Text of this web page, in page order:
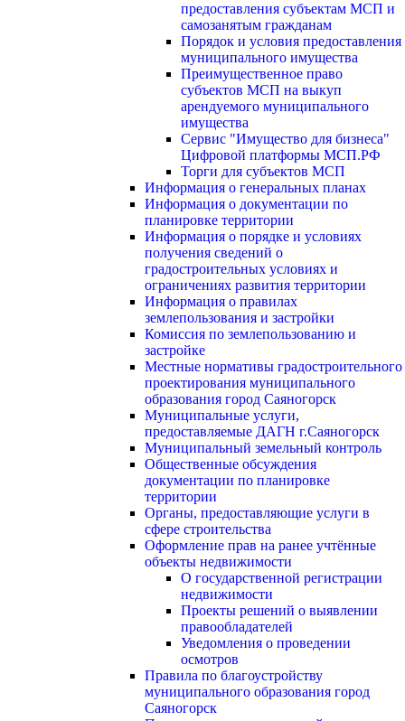
предоставления субъектам МСП и
самозанятым гражданам
Порядок и условия предоставления
муниципального имущества
Преимущественное право
субъектов МСП на выкуп
арендуемого муниципального
имущества
Сервис "Имущество для бизнеса"
Цифровой платформы МСП.РФ
Торги для субъектов МСП
Информация о генеральных планах
Информация о документации по
планировке территории
Информация о порядке и условиях
получения сведений о
градостроительных условиях и
ограничениях развития территории
Информация о правилах
землепользования и застройки
Комиссия по землепользованию и
застройке
Местные нормативы градостроительного
проектирования муниципального
образования город Саяногорск
Муниципальные услуги,
предоставляемые ДАГН г.Саяногорск
Муниципальный земельный контроль
Общественные обсуждения
документации по планировке
территории
Органы, предоставляющие услуги в
сфере строительства
Оформление прав на ранее учтённые
объекты недвижимости
О государственной регистрации
недвижимости
Проекты решений о выявлении
правообладателей
Уведомления о проведении
осмотров
Правила по благоустройству
муниципального образования город
Саяногорск